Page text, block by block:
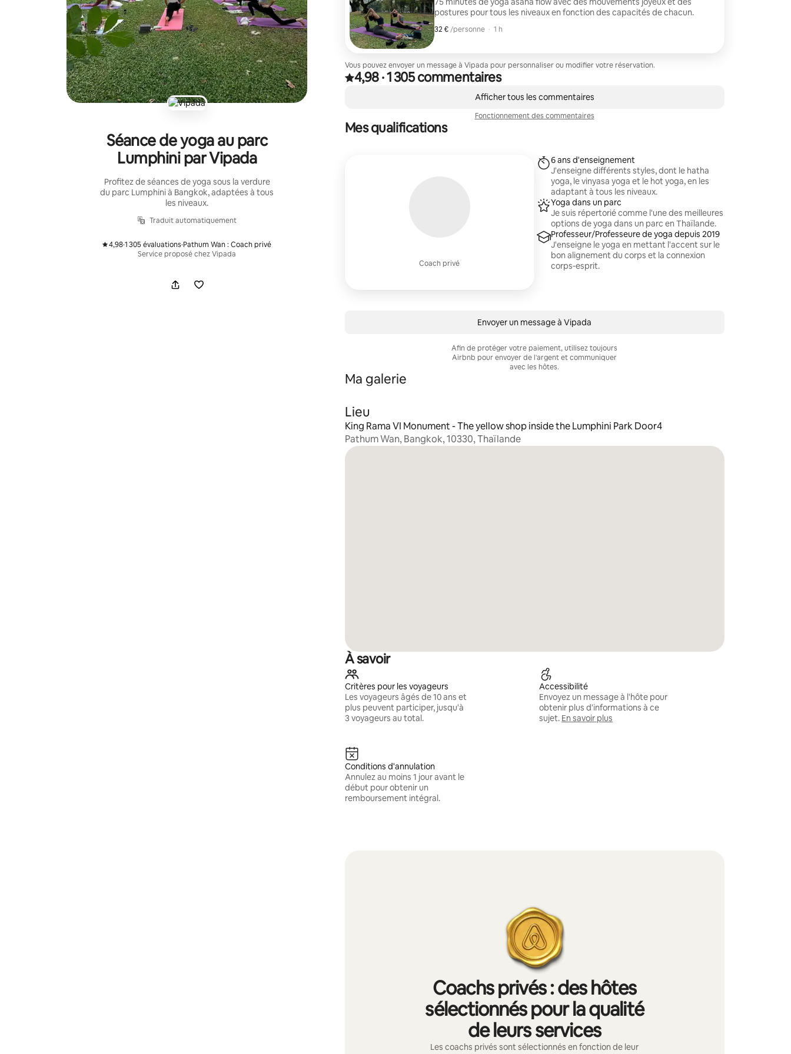
Séance de yoga au parc
Lumphini par Vipada
Profitez de séances de yoga sous la verdure
du parc Lumphini à Bangkok, adaptées à tous
les niveaux.
Traduit automatiquement
4,98 ,
·1 305 évaluations
, ·Pathum Wan : Coach privé
Service proposé chez Vipada
postures pour tous les niveaux en fonction des capacités de chacun.
32 € /personne
32 € par personne
, · 1 h
Vous pouvez envoyer un message à Vipada pour personnaliser ou modifier votre réservation.
4,98 sur 5 étoiles, issue de 1 305 commentaires
4,98
, ·1 305 commentaires
Afficher tous les commentaires
Fonctionnement des commentaires
Mes qualifications
Coach privé
6 ans d'enseignement
J'enseigne différents styles, dont le hatha
yoga, le vinyasa yoga et le hot yoga, en les
adaptant à tous les niveaux.
Yoga dans un parc
Je suis répertorié comme l'une des meilleures
options de yoga dans un parc en Thaïlande.
Professeur/Professeure de yoga depuis 2019
J'enseigne le yoga en mettant l'accent sur le
bon alignement du corps et la connexion
corps-esprit.
Envoyer un message à Vipada
Afin de protéger votre paiement, utilisez toujours
Airbnb pour envoyer de l'argent et communiquer
avec les hôtes.
Ma galerie
Lieu
King Rama VI Monument - The yellow shop inside the Lumphini Park Door4
Pathum Wan, Bangkok, 10330, Thaïlande
À savoir
Critères pour les voyageurs
Les voyageurs âgés de 10 ans et
plus peuvent participer, jusqu'à
3 voyageurs au total.
Accessibilité
Envoyez un message à l'hôte pour
obtenir plus d'informations à ce
sujet. En savoir plus
Conditions d'annulation
Annulez au moins 1 jour avant le
début pour obtenir un
remboursement intégral.
Coachs privés : des hôtes
sélectionnés pour la qualité
de leurs services
Les coachs privés sont sélectionnés en fonction de leur